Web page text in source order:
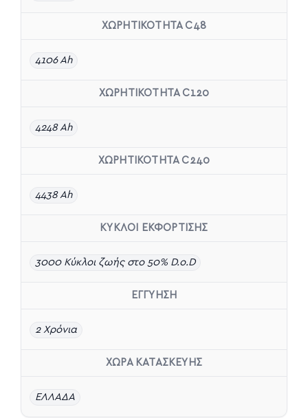
ΧΩΡΗΤΙΚΟΤΗΤΑ C48
4106 Ah
ΧΩΡΗΤΙΚΟΤΗΤΑ C120
4248 Ah
ΧΩΡΗΤΙΚΟΤΗΤΑ C240
4438 Ah
ΚΥΚΛΟΙ ΕΚΦΟΡΤΙΣΗΣ
3000 Κύκλοι ζωής στο 50% D.o.D
ΕΓΓΥΗΣΗ
2 Χρόνια
ΧΩΡΑ ΚΑΤΑΣΚΕΥΗΣ
ΕΛΛΑΔΑ